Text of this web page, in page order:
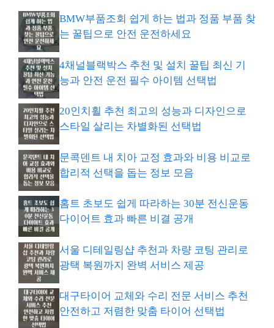
BMW부품조회 쉽게 하는 법과 정품 부품 찾
는 꿀팁으로 안전 운전하세요
4채널블랙박스 추천 및 설치 꿀팁 최신 기
능과 안전 운전 필수 아이템 선택법
20인치휠 추천 최고의 성능과 디자인으로
스타일 살리는 차별화된 선택법
문콕덴트 내 치아 교정 효과와 비용 비교로
합리적 선택을 돕는 정보 모음
홈트 초보도 쉽게 따라하는 30분 전신운동
다이어트 효과 빠른 비결 공개
서울 디테일링샵 추천과 차량 코팅 관리로
광택 복원까지 완벽 서비스 제공
대구타이어 교체와 수리 전문 서비스 추천
안전하고 저렴한 맞춤 타이어 선택법